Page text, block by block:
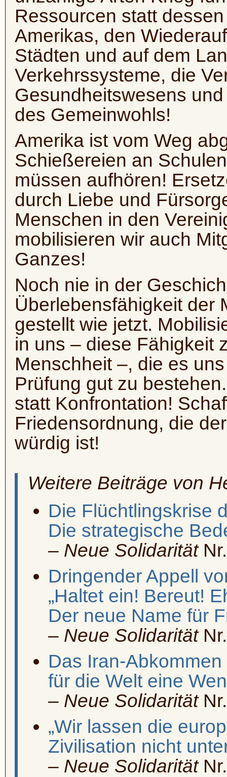
Ressourcen statt
Amerikas, den
Städten und auf dem
Verkehrssysteme, die
Gesundheitswesens
des Gemeinwohls!
Amerika ist vom Weg
Schießereien an
müssen aufhören!
durch Liebe und
Menschen in den
mobilisieren wir auch
Ganzes!
Noch nie in der
Überlebensfähigkeit der
gestellt wie jetzt.
in uns – diese Fähigkeit
Menschheit –, die es
Prüfung gut zu
statt Konfrontation!
Friedensordnung, die
würdig ist!
Weitere Beiträge von
Die Flüchtlingskrise
Die strategische
– Neue Solidarität
Dringender Appell
„Haltet ein! Bereut!
Der neue Name für
– Neue Solidarität
Das Iran-
für die Welt eine
– Neue Solidarität
„Wir lassen die
Zivilisation nicht
– Neue Solidarität